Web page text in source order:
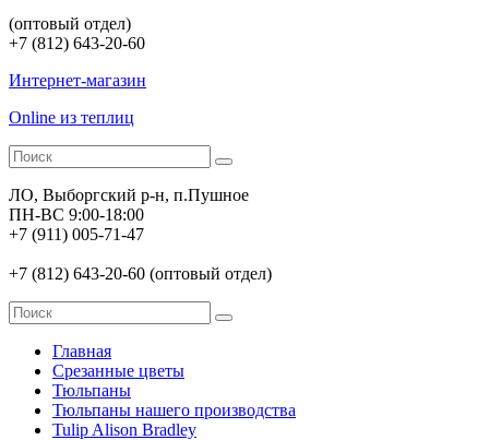
(оптовый отдел)
+7 (812) 643-20-60
Интернет-магазин
Online из теплиц
ЛО, Выборгский р-н, п.Пушное
ПН-ВС 9:00-18:00
+7 (911) 005-71-47
+7 (812) 643-20-60 (оптовый отдел)
Главная
Срезанные цветы
Тюльпаны
Тюльпаны нашего производства
Tulip Alison Bradley